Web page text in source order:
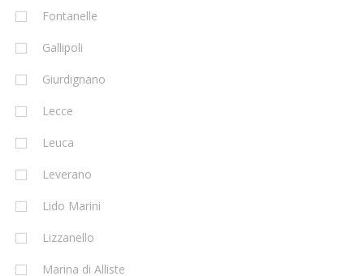
Fontanelle
Gallipoli
Giurdignano
Lecce
Leuca
Leverano
Lido Marini
Lizzanello
Marina di Alliste